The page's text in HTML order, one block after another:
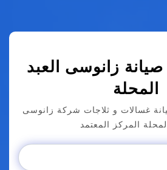
زانوسى العبد
المحلة
غسالات و ثلاجات شركة زانوسى
المركز المعتمد